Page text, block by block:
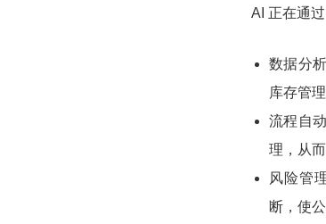
AI 正在通
数据分
库存管
流程自
理，从
风险管
断，使